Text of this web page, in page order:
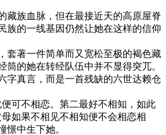
藏族血脉，但在最接近天的高原屋脊
族的一线基因仍然让她在这样的信仰
套著一件简单而又宽松至极的褐色藏
筒的她在转经队伍中并不显得突兀。
字真言，而是一首残缺的六世达赖仓
可不相恋。第二最好不相知，如此
如果不相见不相知便不会相恋相
憬中生下她。